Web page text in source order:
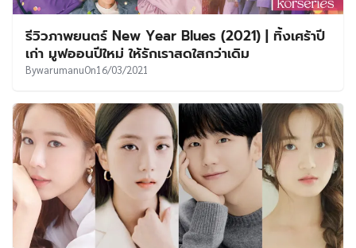
รีวิวภาพยนตร์ New Year Blues (2021) | ทิ้งเศร้าปี
เก่า มูฟออนปีใหม่ ให้รักเราสดใสกว่าเดิม
BywarumanuOn16/03/2021